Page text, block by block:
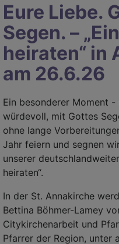
Eure Liebe.
Segen. –
heiraten“ in
am 26.6.26
Ein besonderer Moment -
würdevoll, mit Gottes
ohne lange
Jahr feiern und segnen
unserer
heiraten“.
In der St. Annakirche
Bettina Böhmer-Lamey
Citykirchenarbeit und
Pfarrer der Region, unter